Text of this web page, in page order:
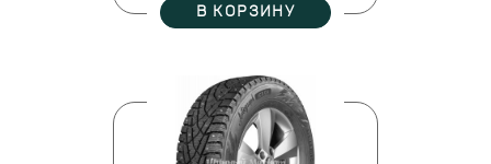
В КОРЗИНУ